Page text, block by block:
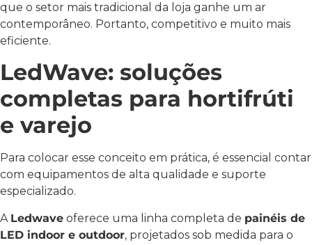
que o setor mais tradicional da loja ganhe um ar
contemporâneo. Portanto, competitivo e muito mais
eficiente.
LedWave: soluções
completas para hortifrúti
e varejo
Para colocar esse conceito em prática, é essencial contar
com equipamentos de alta qualidade e suporte
especializado.
A Ledwave oferece uma linha completa de painéis de
LED indoor e outdoor, projetados sob medida para o